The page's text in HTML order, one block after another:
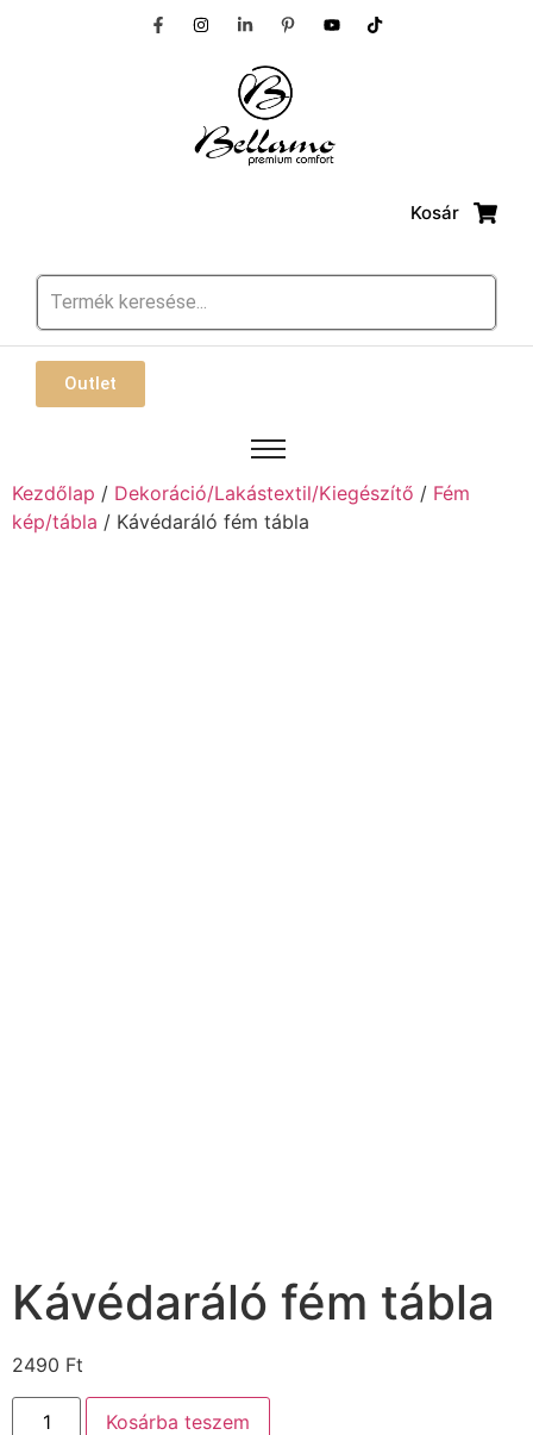
Kosár
Outlet
Kezdőlap / Dekoráció/Lakástextil/Kiegészítő / Fém
kép/tábla / Kávédaráló fém tábla
Kávédaráló fém tábla
2490 Ft
Kosárba teszem